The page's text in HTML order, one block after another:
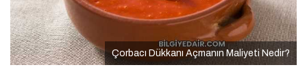
Çorbacı Dükkanı Açmanın Maliyeti Nedir?